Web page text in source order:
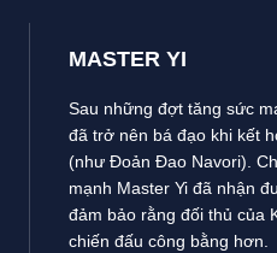
MASTER YI
Sau những đợt tăng sức
đã trở nên bá đạo khi kết
(như Đoản Đao Navori).
mạnh Master Yi đã nhận
đảm bảo rằng đối thủ của
chiến đấu công bằng hơn.